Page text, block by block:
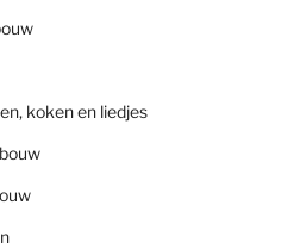
koken en liedjes